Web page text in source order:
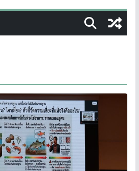
the Feelings” เที่ยวให้สนุก
มป์ครบ แล้วรับของที่ระลึกสุด